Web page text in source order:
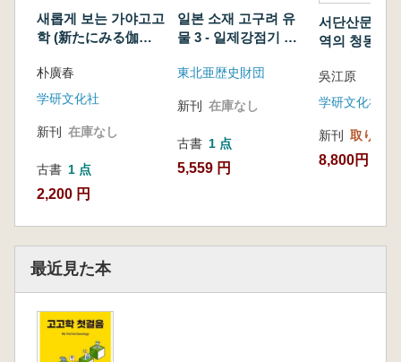
새롭게 보는 가야고고
학 (新たにみる伽耶
朴廣春
学研文化社
新刊 在庫なし
古書 1 点
2,200 円
일본 소재 고구려 유
물 3 - 일제강점기 고
재검토 (日本所在高
期高句麗遺跡調査研
東北亜歴史財団
新刊 在庫なし
古書 1 点
5,559 円
서단산문화
역의 청동기
の青銅器文
吳江原
学研文化社
新刊 取り寄せ
8,800円
最近見た本